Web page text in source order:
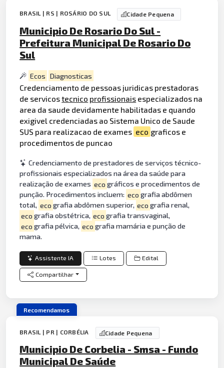
BRASIL | RS | ROSÁRIO DO SUL Cidade Pequena
Municipio De Rosario Do Sul -
Prefeitura Municipal De Rosario Do
Sul
Ecos Diagnosticas
Credenciamento de pessoas juridicas prestadoras
de servicostecnico profissionais especializados na
area da saude devidamente habilitadas e quando
exigivel credenciadas ao Sistema Unico de Saude
SUS para realizacao de exames eco graficos e
procedimentos de puncao
Credenciamento de prestadores de serviços técnico-
profissionais especializados na área da saúde para
realização de exames eco gráficos e procedimentos de
punção. Procedimentos incluem: eco grafia abdômen
total, eco grafia abdômen superior, eco grafia renal,
eco grafia obstétrica, eco grafia transvaginal,
eco grafia pélvica, eco grafia mamária e punção de
mama.
Assistente IA Lotes Edital
Compartilhar
Recomendamos
BRASIL | PR | CORBÉLIA Cidade Pequena
Municipio De Corbelia - Smsa - Fundo
Municipal De Saúde